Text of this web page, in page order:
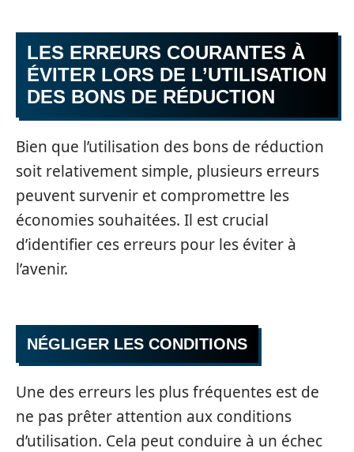
LES ERREURS COURANTES À
ÉVITER LORS DE L’UTILISATION
DES BONS DE RÉDUCTION
Bien que l’utilisation des bons de réduction
soit relativement simple, plusieurs erreurs
peuvent survenir et compromettre les
économies souhaitées. Il est crucial
d’identifier ces erreurs pour les éviter à
l’avenir.
NÉGLIGER LES CONDITIONS
Une des erreurs les plus fréquentes est de
ne pas prêter attention aux conditions
d’utilisation. Cela peut conduire à un échec